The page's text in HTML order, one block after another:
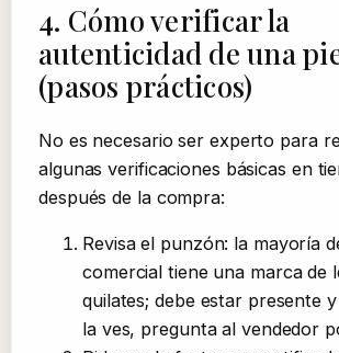
4. Cómo verificar la
autenticidad de una
(pasos prácticos)
No es necesario ser experto para
algunas verificaciones básicas en
después de la compra:
Revisa el punzón: la mayoría
comercial tiene una marca de
quilates; debe estar presente
la ves, pregunta al vendedor